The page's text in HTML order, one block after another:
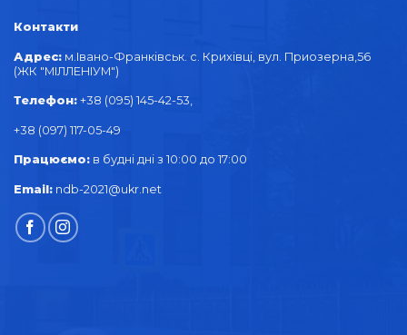
Контакти
Адрес: м.Івано-Франківськ. с. Крихівці, вул. Приозерна,56
(ЖК "МІЛЛЕНІУМ")
Телефон: +38 (095) 145-42-53,
+38 (097) 117-05-49
Працюємо: в будні дні з 10:00 до 17:00
Email: ndb-2021@ukr.net